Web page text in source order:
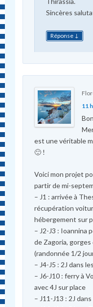
Sincères
Réponse ↓
11
est une véritable
🙂 !
Voici mon projet
partir de mi-
– J1 : arrivée à
récupération
hébergement sur
– J2-J3 : Ioannina
de Zagoria, gorges
(randonnée 1/2
– J4-J5 : 2J dans
– J6-J10 : ferry à
avec 4J sur place
– J11-J13 : 2J